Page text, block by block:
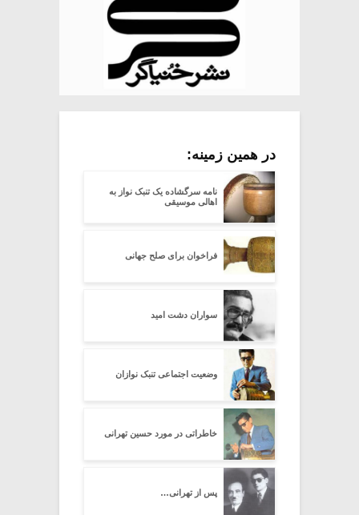
در همین زمینه:
نامه سرگشاده یک تنبک نواز به
اهالی موسیقی
فراخوان برای صلح جهانی
سواران دشت امید
وضعیت اجتماعی تنبک نوازان
خاطراتی در مورد حسین تهرانی
پس از تهرانی…